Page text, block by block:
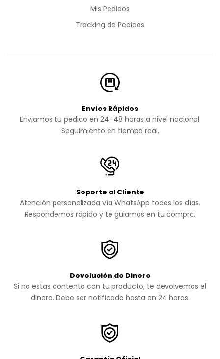
Mis Pedidos
Tracking de Pedidos
Envíos Rápidos
Enviamos tu pedido en 24–48 horas a nivel nacional.
Seguimiento en tiempo real.
Soporte al Cliente
Atención personalizada vía WhatsApp todos los días.
Respondemos rápido y te guiamos en tu compra.
Devolución de Dinero
Si no estas contento con tu producto, te devolvemos el
dinero. Debe ser notificado hasta en 24 horas.